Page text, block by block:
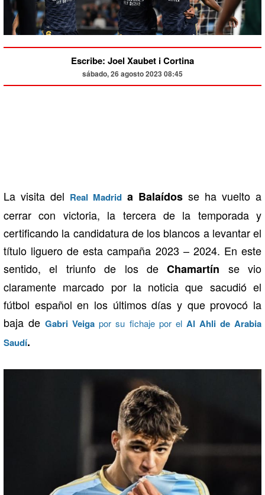
Escribe: Joel Xaubet i Cortina
sábado, 26 agosto 2023 08:45
La visita del Real Madrid a Balaídos se ha vuelto a
cerrar con victoria, la tercera de la temporada y
certificando la candidatura de los blancos a levantar el
título liguero de esta campaña 2023 – 2024. En este
sentido, el triunfo de los deChamartín se vio
claramente marcado por la noticia que sacudió el
fútbol español en los últimos días y que provocó la
baja deGabri Veiga por su fichaje por el Al Ahli de Arabia
Saudí.